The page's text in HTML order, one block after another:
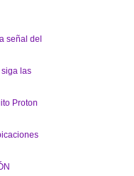
señal del
las
Proton